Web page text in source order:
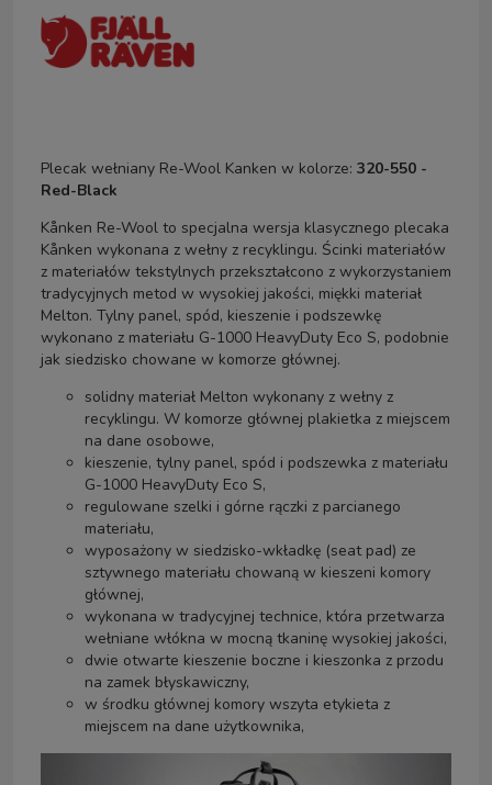
Plecak wełniany Re-Wool Kanken w kolorze: 320-550 -
Red-Black
Kånken Re-Wool to specjalna wersja klasycznego plecaka
Kånken wykonana z wełny z recyklingu. Ścinki materiałów
z materiałów tekstylnych przekształcono z wykorzystaniem
tradycyjnych metod w wysokiej jakości, miękki materiał
Melton. Tylny panel, spód, kieszenie i podszewkę
wykonano z materiału G-1000 HeavyDuty Eco S, podobnie
jak siedzisko chowane w komorze głównej.
solidny materiał Melton wykonany z wełny z
recyklingu. W komorze głównej plakietka z miejscem
na dane osobowe,
kieszenie, tylny panel, spód i podszewka z materiału
G-1000 HeavyDuty Eco S,
regulowane szelki i górne rączki z parcianego
materiału,
wyposażony w siedzisko-wkładkę (seat pad) ze
sztywnego materiału chowaną w kieszeni komory
głównej,
wykonana w tradycyjnej technice, która przetwarza
wełniane włókna w mocną tkaninę wysokiej jakości,
dwie otwarte kieszenie boczne i kieszonka z przodu
na zamek błyskawiczny,
w środku głównej komory wszyta etykieta z
miejscem na dane użytkownika,